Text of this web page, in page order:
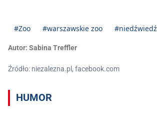
#Zoo #warszawskie zoo #niedźwiedź
Autor: Sabina Treffler
Źródło: niezalezna.pl, facebook.com
HUMOR